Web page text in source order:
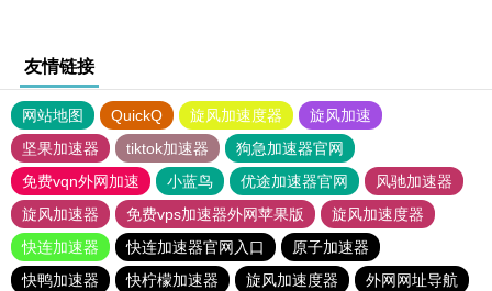
友情链接
网站地图 QuickQ 旋风加速度器
旋风加速
坚果加速器
tiktok加速器
狗急加速器官网
免费vqn外网加速
小蓝鸟 优途加速器官网
风驰加速器
旋风加速器
免费vps加速器外网苹果版
旋风加速度器
快连加速器
快连加速器官网入口
原子加速器
快鸭加速器
快柠檬加速器 旋风加速度器
外网网址导航